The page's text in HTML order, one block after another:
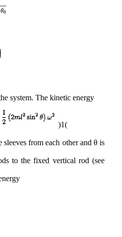
system. The kinetic energy
(1)
sleeves from each other and θ is
to the fixed vertical rod (see